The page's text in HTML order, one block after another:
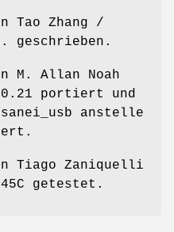
Tao Zhang /
geschrieben.
M. Allan Noah
portiert und
anstelle
Tiago Zaniquelli
getestet.